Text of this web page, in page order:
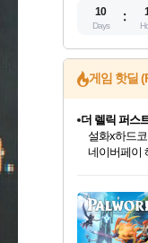
10
Days
게임 핫딜
최대 90%
네이버혜택
50%할인&
네이버 포인
이니&베니
네이버 혜택
할인&네이
더 렐릭 퍼스
설화x하드
네이버페이
40주년 프
할인가에 만
일부 에디션
혜택으로 예
편안하게 충